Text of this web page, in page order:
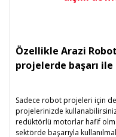
Özellikle Arazi
projelerde başarı
Sadece robot projeleri için
projelerinizde
redüktörlü motorlar hafif
sektörde başarıyla